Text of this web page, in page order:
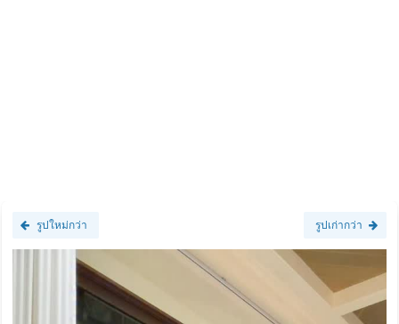
รูปใหม่กว่า รูปเก่ากว่า